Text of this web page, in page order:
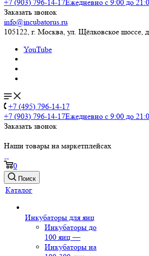
+7 (903) 796-14-17Ежедневно с 9:00 до
Заказать звонок
info@incubatorus.ru
105122, г. Москва, ул. Щёлковское шоссе,
YouTube
+7 (495) 796-14-17
+7 (903) 796-14-17Ежедневно с 9:00 до
Заказать звонок
Наши товары на маркетплейсах
0
Поиск
Каталог
Инкубаторы для яиц
Инкубаторы до
100 яиц —
Инкубаторы на